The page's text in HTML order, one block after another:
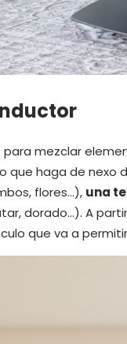
mezclar
que haga de nexo
flores…), una
dorado…). A
que va a